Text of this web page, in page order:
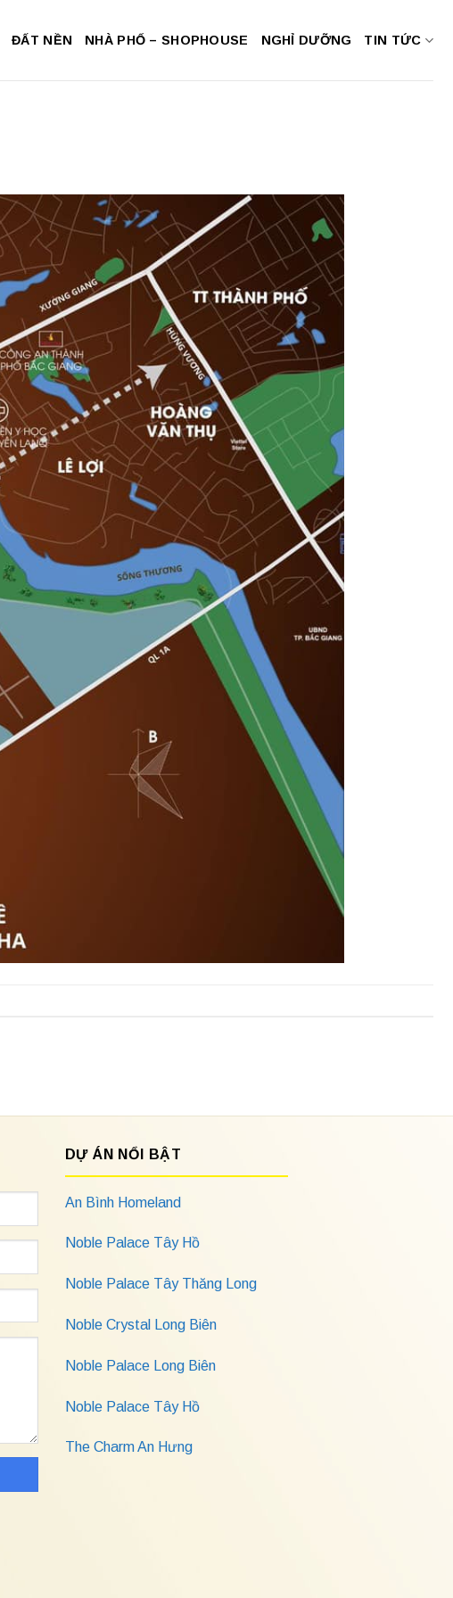
ĐẤT NỀN NHÀ PHỐ – SHOPHOUSE NGHỈ DƯỠNG TIN TỨC
DỰ ÁN NỔI BẬT
An Bình Homeland
Noble Palace Tây Hồ
Noble Palace Tây Thăng Long
Noble Crystal Long Biên
Noble Palace Long Biên
Noble Palace Tây Hồ
The Charm An Hưng